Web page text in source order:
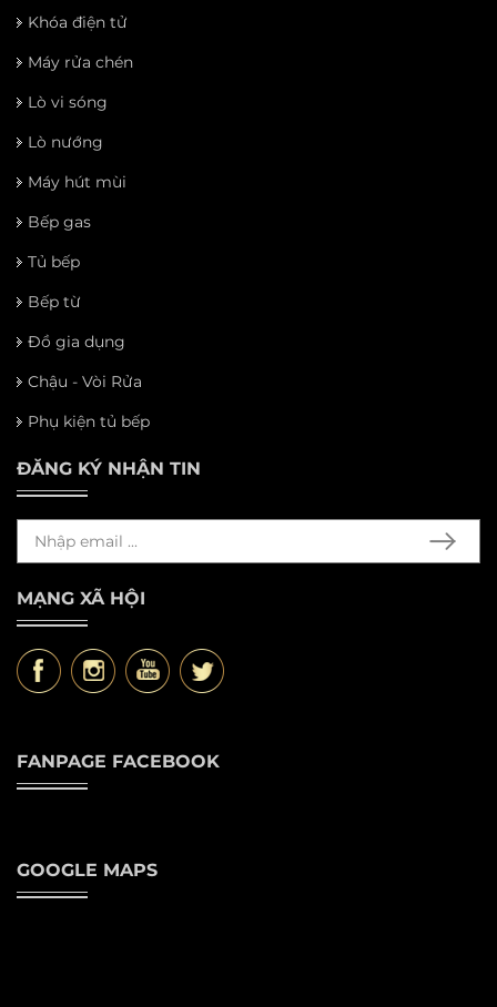
Khóa điện tử
Máy rửa chén
Lò vi sóng
Lò nướng
Máy hút mùi
Bếp gas
Tủ bếp
Bếp từ
Đồ gia dụng
Chậu - Vòi Rửa
Phụ kiện tủ bếp
ĐĂNG KÝ NHẬN TIN
MẠNG XÃ HỘI
FANPAGE FACEBOOK
GOOGLE MAPS